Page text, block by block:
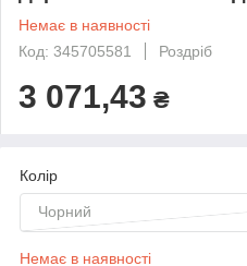
Немає в наявності
Код: 345705581
Роздріб
3 071,43 ₴
Колір
Чорний
Немає в наявності